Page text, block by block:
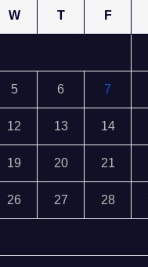
W T F
5 6 7
12 13 14
19 20 21
26 27 28